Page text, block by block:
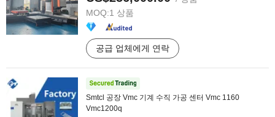
MOQ:1 상품
공급 업체에게 연락
Smtcl 공장 Vmc 기계 수직 가공 센터 Vmc 1160
Vmc1200q